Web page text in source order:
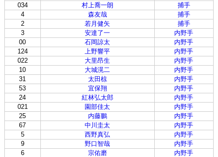
034
村上喬一朗
捕手
4
森友哉
捕手
2
若月健矢
捕手
3
安達了一
内野手
00
石岡諒太
内野手
124
上野響平
内野手
022
大里昂生
内野手
10
大城滉二
内野手
31
太田椋
内野手
53
宜保翔
内野手
24
紅林弘太郎
内野手
021
園部佳太
内野手
25
内藤鵬
内野手
67
中川圭太
内野手
5
西野真弘
内野手
9
野口智哉
内野手
6
宗佑磨
内野手